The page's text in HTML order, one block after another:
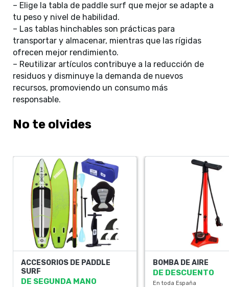
– Elige la tabla de paddle surf que mejor se adapte a
tu peso y nivel de habilidad.
– Las tablas hinchables son prácticas para
transportar y almacenar, mientras que las rígidas
ofrecen mejor rendimiento.
– Reutilizar artículos contribuye a la reducción de
residuos y disminuye la demanda de nuevos
recursos, promoviendo un consumo más
responsable.
No te olvides
ACCESORIOS DE PADDLE
SURF
DE SEGUNDA MANO
BOMBA DE AIRE
DE DESCUENTO
En toda España